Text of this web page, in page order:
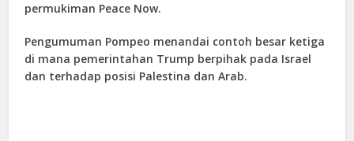
permukiman Peace Now.
Pengumuman Pompeo menandai contoh besar ketiga
di mana pemerintahan Trump berpihak pada Israel
dan terhadap posisi Palestina dan Arab.